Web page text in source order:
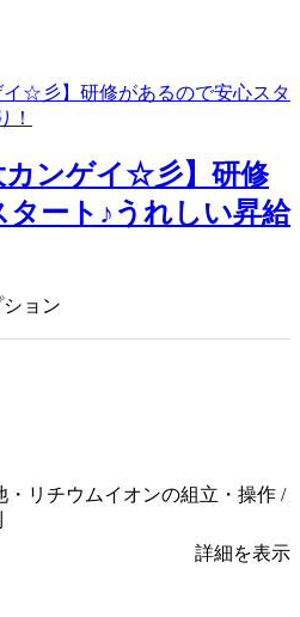
カンゲイ☆彡】研修
ート♪うれしい昇給
ョン
・リチウムイオンの組立・操作 /
詳細を表示